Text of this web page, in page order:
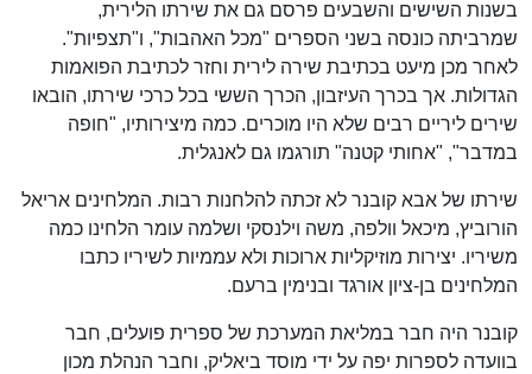
בשנות השישים והשבעים פרסם גם את שירתו הלירית,
שמרביתה כונסה בשני הספרים "מכל האהבות", ו"תצפיות".
לאחר מכן מיעט בכתיבת שירה לירית וחזר לכתיבת הפואמות
הגדולות. אך בכרך העיזבון, הכרך הששי בכל כרכי שירתו, הובאו
שירים ליריים רבים שלא היו מוכרים. כמה מיצירותיו, "חופה
במדבר", "אחותי קטנה" תורגמו גם לאנגלית.
שירתו של אבא קובנר לא זכתה להלחנות רבות. המלחינים אריאל
הורוביץ, מיכאל וולפה, משה וילנסקי ושלמה עומר הלחינו כמה
משיריו. יצירות מוזיקליות ארוכות ולא עממיות לשיריו כתבו
המלחינים בן-ציון אורגד ובנימין ברעם.
קובנר היה חבר במליאת המערכת של ספרית פועלים, חבר
בוועדה לספרות יפה על ידי מוסד ביאליק, וחבר הנהלת מכון